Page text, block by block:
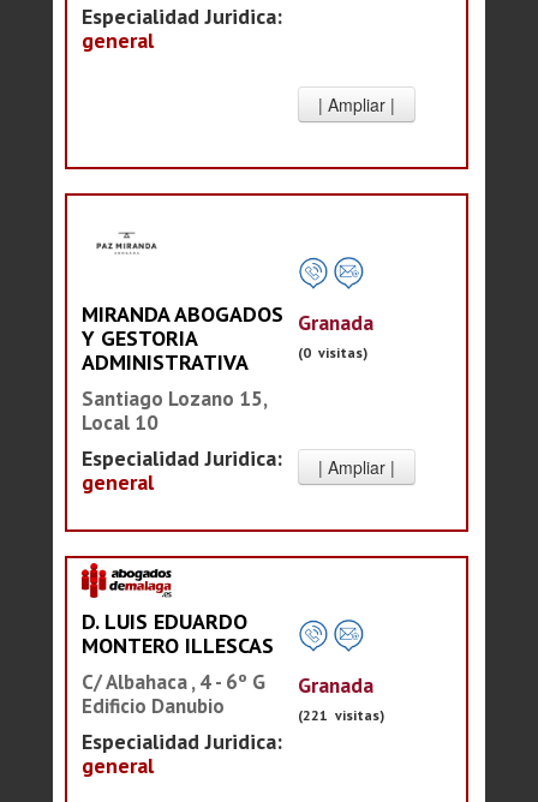
Especialidad Juridica:
general
MIRANDA ABOGADOS
Y GESTORIA
ADMINISTRATIVA
Santiago Lozano 15,
Local 10
Especialidad Juridica:
general
Granada
(0 visitas)
D. LUIS EDUARDO
MONTERO ILLESCAS
C/ Albahaca , 4 - 6º G
Edificio Danubio
Especialidad Juridica:
general
Granada
(221 visitas)